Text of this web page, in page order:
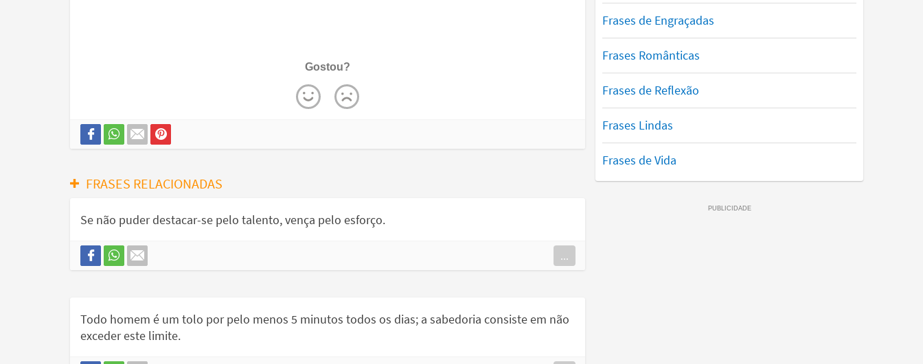
Gostou?
FRASES RELACIONADAS
Se não puder destacar-se pelo talento, vença pelo esforço.
...
Todo homem é um tolo por pelo menos 5 minutos todos os dias; a sabedoria consiste em não
exceder este limite.
Frases de Engraçadas
Frases Românticas
Frases de Reflexão
Frases Lindas
Frases de Vida